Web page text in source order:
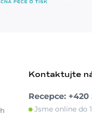
Kontaktujte
Recepce: +420
Jsme online do